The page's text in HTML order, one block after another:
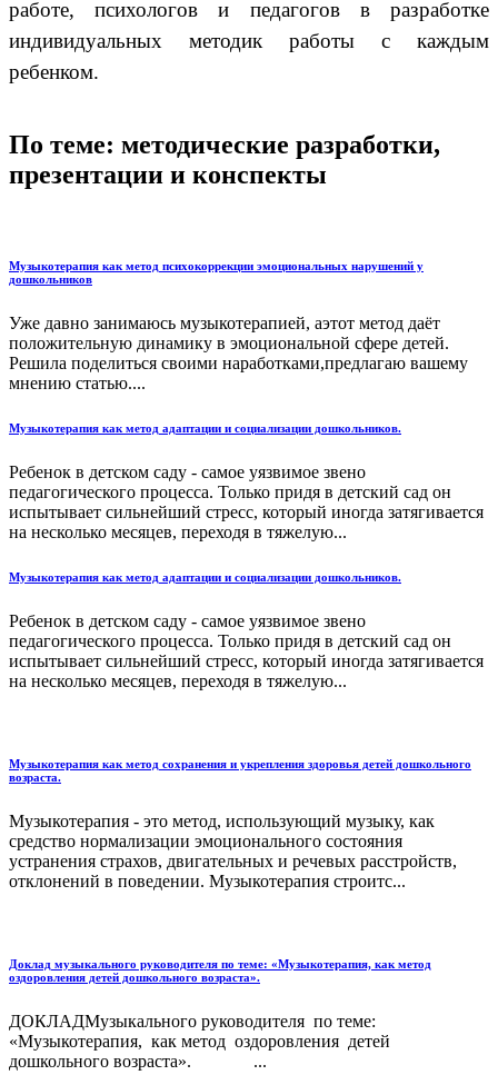
работе, психологов и педагогов в разработке
индивидуальных методик работы с каждым
ребенком.
По теме: методические разработки,
презентации и конспекты
Музыкотерапия как метод психокоррекции эмоциональных нарушений у
дошкольников
Уже давно занимаюсь музыкотерапией, аэтот метод даёт
положительную динамику в эмоциональной сфере детей.
Решила поделиться своими наработками,предлагаю вашему
мнению статью....
Музыкотерапия как метод адаптации и социализации дошкольников.
Ребенок в детском саду - самое уязвимое звено
педагогического процесса. Только придя в детский сад он
испытывает сильнейший стресс, который иногда затягивается
на несколько месяцев, переходя в тяжелую...
Музыкотерапия как метод адаптации и социализации дошкольников.
Ребенок в детском саду - самое уязвимое звено
педагогического процесса. Только придя в детский сад он
испытывает сильнейший стресс, который иногда затягивается
на несколько месяцев, переходя в тяжелую...
Музыкотерапия как метод сохранения и укрепления здоровья детей дошкольного
возраста.
Музыкотерапия - это метод, использующий музыку, как
средство нормализации эмоционального состояния
устранения страхов, двигательных и речевых расстройств,
отклонений в поведении. Музыкотерапия строитс...
Доклад музыкального руководителя по теме: «Музыкотерапия, как метод
оздоровления детей дошкольного возраста».
ДОКЛАДМузыкального руководителя по теме:
«Музыкотерапия, как метод оздоровления детей
дошкольного возраста». ...